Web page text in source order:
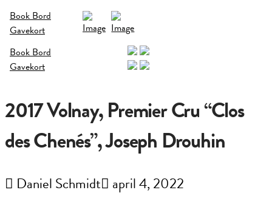
Book Bord
Gavekort
Book Bord
Gavekort
2017 Volnay, Premier Cru “Clos
des Chenés”, Joseph Drouhin
Daniel Schmidt april 4, 2022